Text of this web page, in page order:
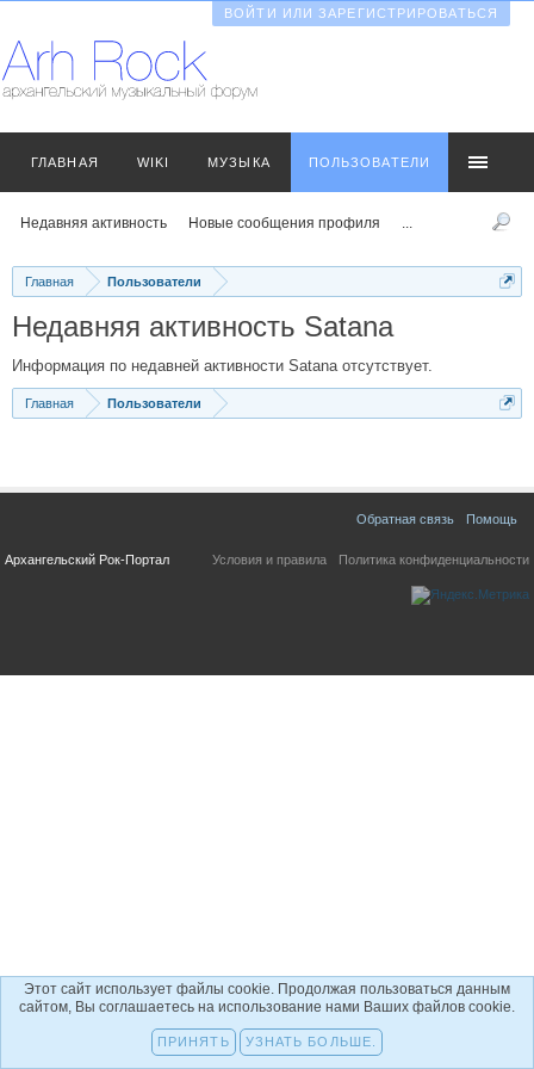
ВОЙТИ ИЛИ ЗАРЕГИСТРИРОВАТЬСЯ
Главная Пользователи
Недавняя активность Satana
Информация по недавней активности Satana отсутствует.
Главная Пользователи
ГЛАВНАЯ WIKI МУЗЫКА ПОЛЬЗОВАТЕЛИ
Недавняя активность Новые сообщения профиля ...
Обратная связь Помощь
Условия и правила Политика конфиденциальности
Архангельский Рок-Портал
Этот сайт использует файлы cookie. Продолжая пользоваться данным
сайтом, Вы соглашаетесь на использование нами Ваших файлов cookie.
ПРИНЯТЬ УЗНАТЬ БОЛЬШЕ.